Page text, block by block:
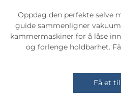
Oppdag den perfekte selve
guide sammenligner
kammermaskiner for å låse
og forlenge holdbarhet.
Få et